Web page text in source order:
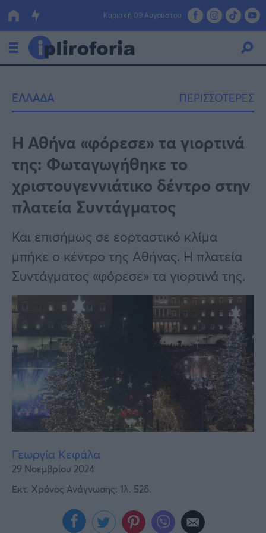
Κυριακή 09 Αυγούστου
Οικονομία
Πολιτική
Τράπεζες
Επιδοτήσεις
Κόσμος
Lifestyle
Αθλητικά
Υγεία
Γυναίκα
Καιρός
ΕΛΛΑΔΑ ΠΕΡΙΣΣΟΤΕΡΕΣ
Η Αθήνα «φόρεσε» τα γιορτινά
της: Φωταγωγήθηκε το
χριστουγεννιάτικο δέντρο στην
πλατεία Συντάγματος
Και επισήμως σε εορταστικό κλίμα
μπήκε ο κέντρο της Αθήνας. Η πλατεία
Συντάγματος «φόρεσε» τα γιορτινά της.
Γεωργία Κεφάλα
29 Νοεμβρίου 2024
Εκτ. Χρόνος Ανάγνωσης: 1λ. 52δ.